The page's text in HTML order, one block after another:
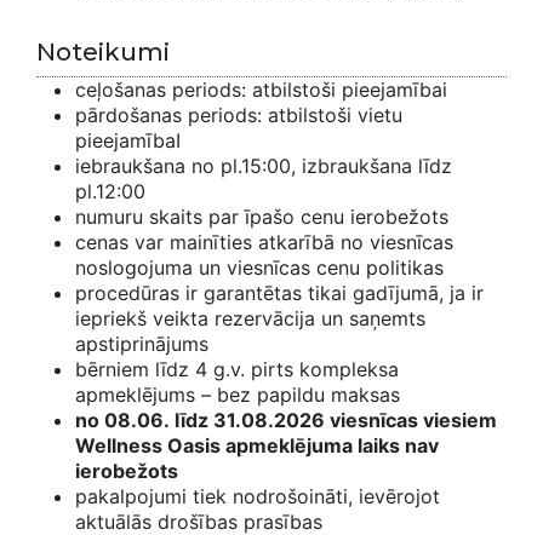
Noteikumi
ceļošanas periods: atbilstoši pieejamībai
pārdošanas periods: atbilstoši vietu
pieejamībaI
iebraukšana no pl.15:00, izbraukšana līdz
pl.12:00
numuru skaits par īpašo cenu ierobežots
cenas var mainīties atkarībā no viesnīcas
noslogojuma un viesnīcas cenu politikas
procedūras ir garantētas tikai gadījumā, ja ir
iepriekš veikta rezervācija un saņemts
apstiprinājums
bērniem līdz 4 g.v. pirts kompleksa
apmeklējums – bez papildu maksas
no 08.06. līdz 31.08.2026 viesnīcas viesiem
Wellness Oasis apmeklējuma laiks nav
ierobežots
pakalpojumi tiek nodrošoināti, ievērojot
aktuālās drošības prasības